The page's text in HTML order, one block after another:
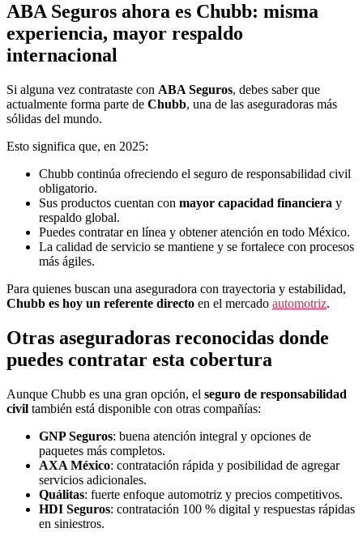
ABA Seguros ahora es Chubb: misma
experiencia, mayor respaldo
internacional
Si alguna vez contrataste con ABA Seguros, debes saber que
actualmente forma parte de Chubb, una de las aseguradoras más
sólidas del mundo.
Esto significa que, en 2025:
Chubb continúa ofreciendo el seguro de responsabilidad civil
obligatorio.
Sus productos cuentan con mayor capacidad financiera y
respaldo global.
Puedes contratar en línea y obtener atención en todo México.
La calidad de servicio se mantiene y se fortalece con procesos
más ágiles.
Para quienes buscan una aseguradora con trayectoria y estabilidad,
Chubb es hoy un referente directo en el mercado automotriz.
Otras aseguradoras reconocidas donde
puedes contratar esta cobertura
Aunque Chubb es una gran opción, el seguro de responsabilidad
civil también está disponible con otras compañías:
GNP Seguros: buena atención integral y opciones de
paquetes más completos.
AXA México: contratación rápida y posibilidad de agregar
servicios adicionales.
Quálitas: fuerte enfoque automotriz y precios competitivos.
HDI Seguros: contratación 100 % digital y respuestas rápidas
en siniestros.